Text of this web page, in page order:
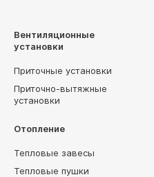
Вентиляционные
установки
Приточные установки
Приточно-вытяжные
установки
Отопление
Тепловые завесы
Тепловые пушки